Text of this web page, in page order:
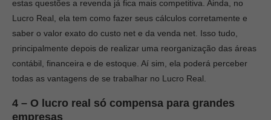
estas questões a revenda já fica mais competitiva. Ainda, no
Lucro Real, ela tem como fazer seus cálculos corretamente e
saber o valor exato do custo net e da venda net. Isso tudo,
principalmente depois de realizar uma reorganização das áreas
contábil, financeira e de estoque. Aí sim, ela poderá perceber
todas as vantagens de se trabalhar no Lucro Real.
4 – O lucro real só compensa para grandes
empresas